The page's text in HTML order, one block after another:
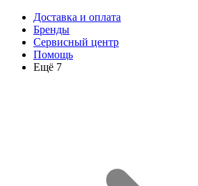
Доставка и оплата
Бренды
Сервисный центр
Помощь
Ещё 7